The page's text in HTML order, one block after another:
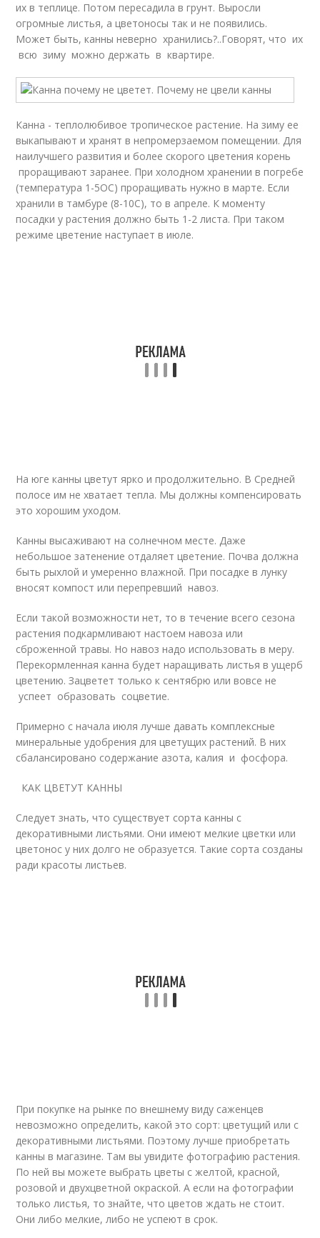
их в теплице. Потом пересадила в грунт. Выросли
огромные листья, а цветоносы так и не появились.
Может быть, канны неверно хранились?..Говорят, что их
всю зиму можно держать в квартире.
Канна - теплолюбивое тропическое растение. На зиму ее
выкапывают и хранят в непромерзаемом помещении. Для
наилучшего развития и более скорого цветения корень
проращивают заранее. При холодном хранении в погребе
(температура 1-5ОС) проращивать нужно в марте. Если
хранили в тамбуре (8-10С), то в апреле. К моменту
посадки у растения должно быть 1-2 листа. При таком
режиме цветение наступает в июле.
На юге канны цветут ярко и продолжительно. В Средней
полосе им не хватает тепла. Мы должны компенсировать
это хорошим уходом.
Канны высаживают на солнечном месте. Даже
небольшое затенение отдаляет цветение. Почва должна
быть рыхлой и умеренно влажной. При посадке в лунку
вносят компост или перепревший навоз.
Если такой возможности нет, то в течение всего сезона
растения подкармливают настоем навоза или
сброженной травы. Но навоз надо использовать в меру.
Перекормленная канна будет наращивать листья в ущерб
цветению. Зацветет только к сентябрю или вовсе не
успеет образовать соцветие.
Примерно с начала июля лучше давать комплексные
минеральные удобрения для цветущих растений. В них
сбалансировано содержание азота, калия и фосфора.
КАК ЦВЕТУТ КАННЫ
Следует знать, что существует сорта канны с
декоративными листьями. Они имеют мелкие цветки или
цветонос у них долго не образуется. Такие сорта созданы
ради красоты листьев.
При покупке на рынке по внешнему виду саженцев
невозможно определить, какой это сорт: цветущий или с
декоративными листьями. Поэтому лучше приобретать
канны в магазине. Там вы увидите фотографию растения.
По ней вы можете выбрать цветы с желтой, красной,
розовой и двухцветной окраской. А если на фотографии
только листья, то знайте, что цветов ждать не стоит.
Они либо мелкие, либо не успеют в срок.